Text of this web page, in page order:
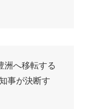
洲へ移転する
事が決断す